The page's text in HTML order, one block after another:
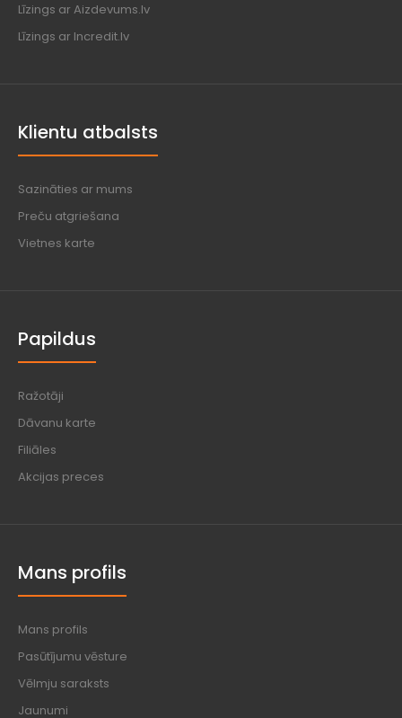
Līzings ar Aizdevums.lv
Līzings ar Incredit.lv
Klientu atbalsts
Sazināties ar mums
Preču atgriešana
Vietnes karte
Papildus
Ražotāji
Dāvanu karte
Filiāles
Akcijas preces
Mans profils
Mans profils
Pasūtījumu vēsture
Vēlmju saraksts
Jaunumi